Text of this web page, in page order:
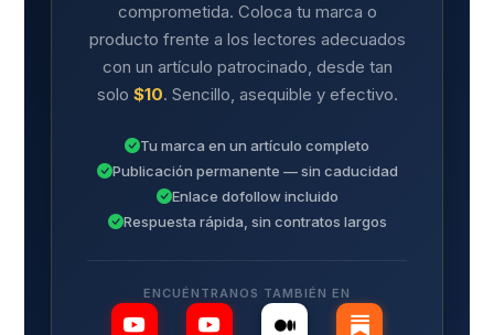
comprometida. Coloca tu marca o
producto frente a los lectores adecuados
con un artículo patrocinado, desde tan
solo $10. Sencillo, asequible y efectivo.
Tu marca en un artículo completo
Publicación permanente — sin caducidad
Enlace dofollow incluido
Respuesta rápida, sin contratos largos
ENCUÉNTRANOS TAMBIÉN EN